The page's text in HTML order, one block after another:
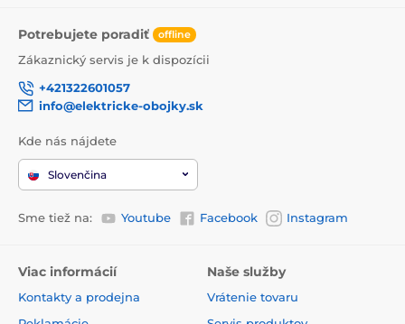
Potrebujete poradiť offline
Zákaznický servis je k dispozícii
+421322601057
info@elektricke-obojky.sk
Kde nás nájdete
Slovenčina
Sme tiež na: Youtube Facebook Instagram
Viac informácií
Kontakty a prodejna
Naše služby
Vrátenie tovaru